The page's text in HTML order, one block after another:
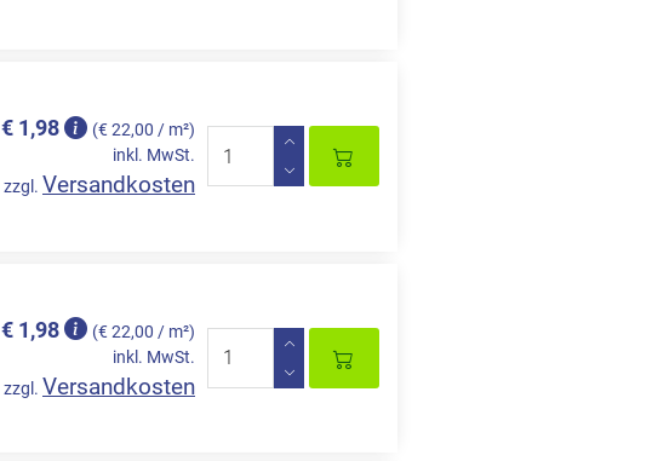
€ 1,98
(€ 22,00 / m²)
inkl. MwSt.
zzgl. Versandkosten
€ 1,98
(€ 22,00 / m²)
inkl. MwSt.
zzgl. Versandkosten